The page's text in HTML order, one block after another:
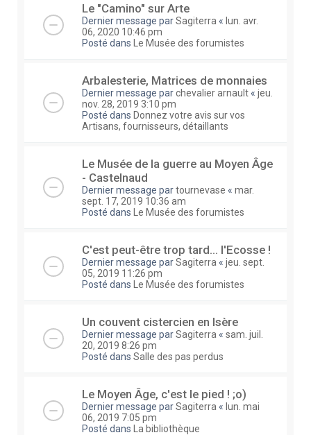
Le "Camino" sur Arte
Dernier message parSagiterra « lun. avr.
06, 2020 10:46 pm
Posté dans
Le Musée des forumistes
Arbalesterie, Matrices de monnaies
Dernier message parchevalier arnault « jeu.
nov. 28, 2019 3:10 pm
Posté dans Donnez votre avis sur vos
Artisans, fournisseurs, détaillants
Le Musée de la guerre au Moyen Âge
- Castelnaud
Dernier message partournevase « mar.
sept. 17, 2019 10:36 am
Posté dans
Le Musée des forumistes
C'est peut-être trop tard... l'Ecosse !
Dernier message parSagiterra « jeu. sept.
05, 2019 11:26 pm
Posté dans
Le Musée des forumistes
Un couvent cistercien en Isère
Dernier message parSagiterra « sam. juil.
20, 2019 8:26 pm
Posté dans Salle des pas perdus
Le Moyen Âge, c'est le pied ! ;o)
Dernier message parSagiterra « lun. mai
06, 2019 7:05 pm
Posté dans
La bibliothèque